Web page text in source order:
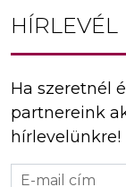
HÍRLEVÉL
Ha szeretnél
partnereink
hírlevelünkre!